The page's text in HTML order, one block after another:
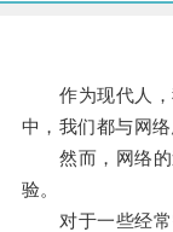
作为现代人，
中，我们都与网络
然而，网络的
验。
对于一些经常